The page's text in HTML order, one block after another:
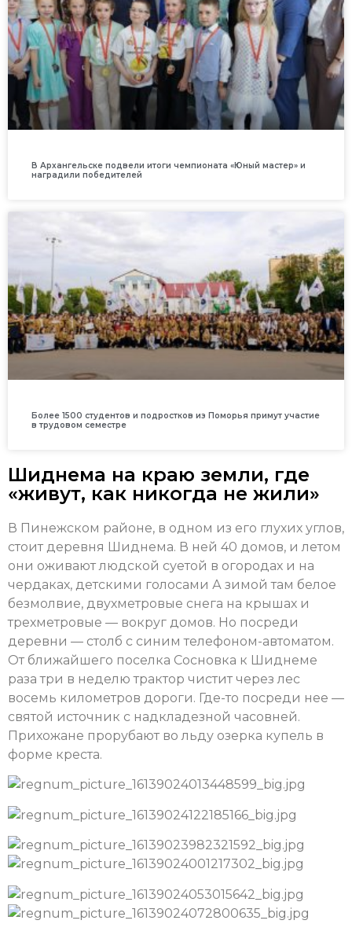
В Архангельске подвели итоги чемпионата «Юный мастер» и
наградили победителей
Более 1500 студентов и подростков из Поморья примут участие
в трудовом семестре
Шиднема на краю земли, где
«живут, как никогда не жили»
В Пинежском районе, в одном из его глухих углов,
стоит деревня Шиднема. В ней 40 домов, и летом
они оживают людской суетой в огородах и на
чердаках, детскими голосами А зимой там белое
безмолвие, двухметровые снега на крышах и
трехметровые — вокруг домов. Но посреди
деревни — столб с синим телефоном-автоматом.
От ближайшего поселка Сосновка к Шиднеме
раза три в неделю трактор чистит через лес
восемь километров дороги. Где-то посреди нее —
святой источник с надкладезной часовней.
Прихожане прорубают во льду озерка купель в
форме креста.